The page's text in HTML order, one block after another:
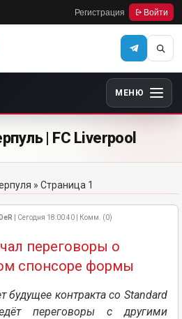
Регистрация Войти
МЕНЮ
| FC Liverpool
» Страница 1
| Сегодня 18:00:40 | Комм. (0)
переговоры о
спонсоре формы
будущее контракта со Standard
переговоры с другими